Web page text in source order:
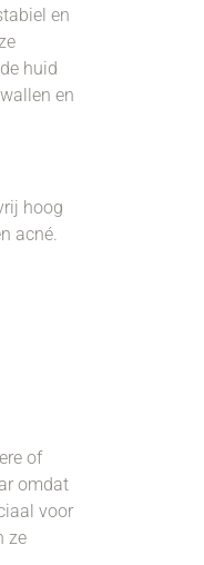
en
huid
en
hoog
acné.
of
omdat
voor
ze